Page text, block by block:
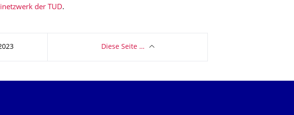
der TUD.
Diese Seite …